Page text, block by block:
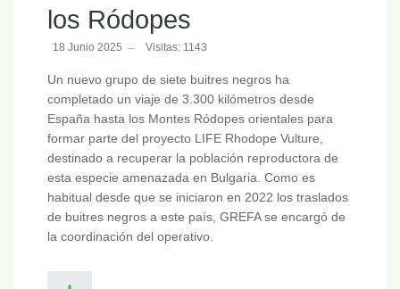
los Ródopes
18 Junio 2025 Visitas: 1143
Un nuevo grupo de siete buitres negros ha
completado un viaje de 3.300 kilómetros desde
España hasta los Montes Ródopes orientales para
formar parte del proyecto LIFE Rhodope Vulture,
destinado a recuperar la población reproductora de
esta especie amenazada en Bulgaria. Como es
habitual desde que se iniciaron en 2022 los traslados
de buitres negros a este país, GREFA se encargó de
la coordinación del operativo.